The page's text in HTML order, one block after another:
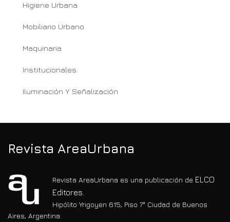
Higiene Urbana
Mobiliario Urbano
Maquinaria
Institucionales
Iluminación Y Señalización
Revista AreaUrbana
Revista AreaUrbana es una publicación de ELCO
Editores.
Hipólito Yrigoyen 615, Piso 7° Ciudad de Buenos
Aires, Argentina.